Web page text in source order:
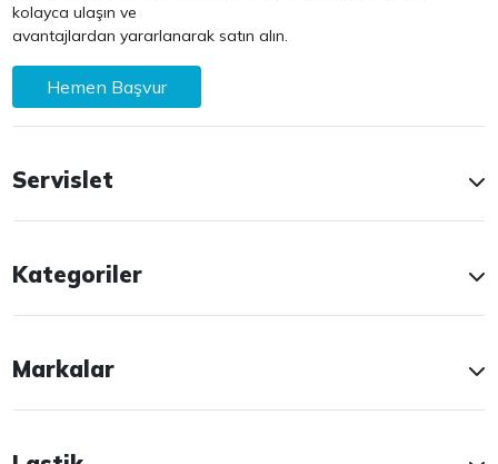
kolayca ulaşın ve
avantajlardan yararlanarak satın alın.
Hemen Başvur
Servislet
Kategoriler
Markalar